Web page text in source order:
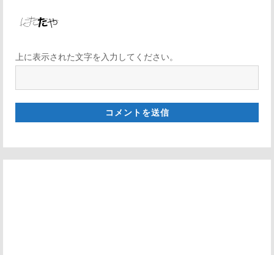
上に表示された文字を入力してください。